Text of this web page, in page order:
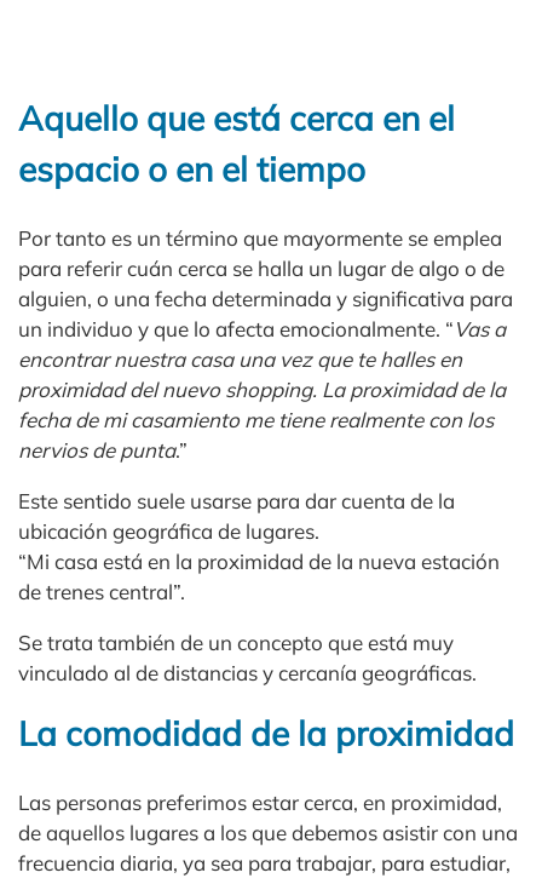
Aquello que está cerca en el
espacio o en el tiempo
Por tanto es un término que mayormente se emplea
para referir cuán cerca se halla un lugar de algo o de
alguien, o una fecha determinada y significativa para
un individuo y que lo afecta emocionalmente. “Vas a
encontrar nuestra casa una vez que te halles en
proximidad del nuevo shopping. La proximidad de la
fecha de mi casamiento me tiene realmente con los
nervios de punta.”
Este sentido suele usarse para dar cuenta de la
ubicación geográfica de lugares.
“Mi casa está en la proximidad de la nueva estación
de trenes central”.
Se trata también de un concepto que está muy
vinculado al de distancias y cercanía geográficas.
La comodidad de la proximidad
Las personas preferimos estar cerca, en proximidad,
de aquellos lugares a los que debemos asistir con una
frecuencia diaria, ya sea para trabajar, para estudiar,